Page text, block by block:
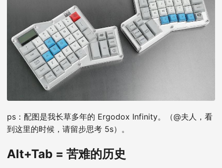
ps：配图是我长草多年的 Ergodox Infinity。（@夫人，看
到这里的时候，请留步思考 5s）。
Alt+Tab = 苦难的历史